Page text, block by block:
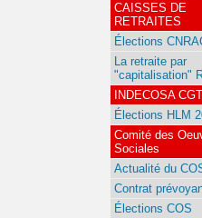
CAISSES DE
RETRAITES
Élections
La retraite par
"capitalisation"
INDECOSA CGT
Élections HLM
Comité des
Sociales
Actualité du
Contrat
Élections COS